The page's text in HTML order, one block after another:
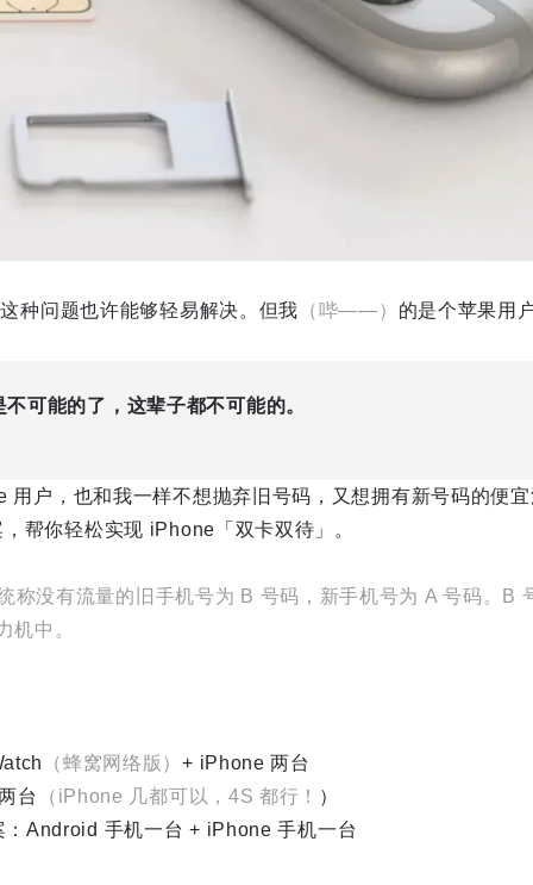
种问题也许能够轻易解决。但我 （哔——） 的是个苹果用
可能的了，这辈子都不可能的。
用户，也和我一样不想抛弃旧号码，又想拥有新号码的便
帮你轻松实现 iPhone「双卡双待」。
称没有流量的旧手机号为 B 号码，新手机号为 A 号码。B
机中。
（蜂窝网络版）+ iPhone 两台
台
（iPhone 几都可以，4S 都行！ ）
：Android 手机一台 + iPhone 手机一台